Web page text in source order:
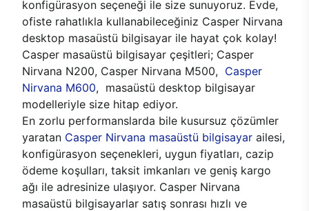
konfigürasyon seçeneği ile size sunuyoruz. Evde,
ofiste rahatlıkla kullanabileceğiniz Casper Nirvana
desktop masaüstü bilgisayar ile hayat çok kolay!
Casper masaüstü bilgisayar çeşitleri; Casper
Nirvana N200, Casper Nirvana M500, Casper
Nirvana M600, masaüstü desktop bilgisayar
modelleriyle size hitap ediyor.
En zorlu performanslarda bile kusursuz çözümler
yaratan Casper Nirvana masaüstü bilgisayar ailesi,
konfigürasyon seçenekleri, uygun fiyatları, cazip
ödeme koşulları, taksit imkanları ve geniş kargo
ağı ile adresinize ulaşıyor. Casper Nirvana
masaüstü bilgisayarlar satış sonrası hızlı ve